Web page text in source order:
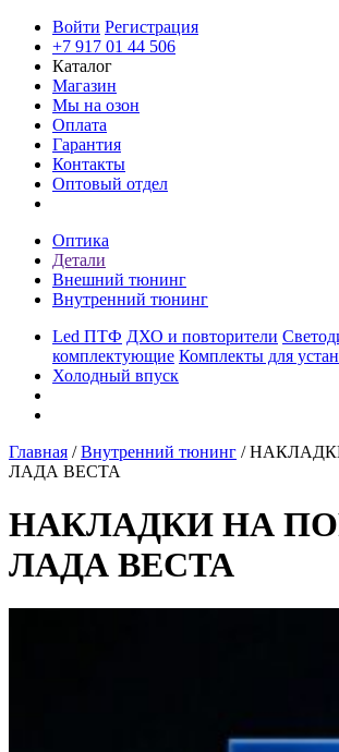
Войти Регистрация
+7 917 01 44 506
Каталог
Магазин
Мы на озон
Оплата
Гарантия
Контакты
Оптовый отдел
Оптика
Детали
Внешний тюнинг
Внутренний тюнинг
Led ПТФ ДХО и повторители
комплектующие Комплекты для
Холодный впуск
Главная /Внутренний тюнинг /
ЛАДА ВЕСТА
НАКЛАДКИ НА
ЛАДА ВЕСТА